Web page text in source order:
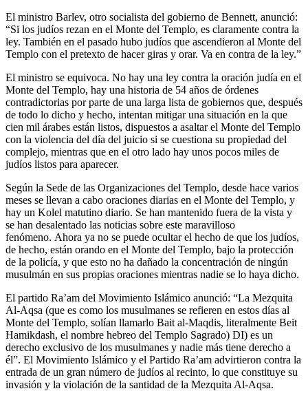
El ministro Barlev, otro socialista del gobierno de Bennett, anunció:
“Si los judíos rezan en el Monte del Templo, es claramente contra la
ley. También en el pasado hubo judíos que ascendieron al Monte del
Templo con el pretexto de hacer giras y orar. Va en contra de la ley.”
El ministro se equivoca. No hay una ley contra la oración judía en el
Monte del Templo, hay una historia de 54 años de órdenes
contradictorias por parte de una larga lista de gobiernos que, después
de todo lo dicho y hecho, intentan mitigar una situación en la que
cien mil árabes están listos, dispuestos a asaltar el Monte del Templo
con la violencia del día del juicio si se cuestiona su propiedad del
complejo, mientras que en el otro lado hay unos pocos miles de
judíos listos para aparecer.
Según la Sede de las Organizaciones del Templo, desde hace varios
meses se llevan a cabo oraciones diarias en el Monte del Templo, y
hay un Kolel matutino diario. Se han mantenido fuera de la vista y
se han desalentado las noticias sobre este maravilloso
fenómeno. Ahora ya no se puede ocultar el hecho de que los judíos,
de hecho, están orando en el Monte del Templo, bajo la protección
de la policía, y que esto no ha dañado la concentración de ningún
musulmán en sus propias oraciones mientras nadie se lo haya dicho.
El partido Ra’am del Movimiento Islámico anunció: “La Mezquita
Al-Aqsa (que es como los musulmanes se refieren en estos días al
Monte del Templo, solían llamarlo Bait al-Maqdis, literalmente Beit
Hamikdash, el nombre hebreo del Templo Sagrado) DI) es un
derecho exclusivo de los musulmanes y nadie más tiene derecho a
él”. El Movimiento Islámico y el Partido Ra’am advirtieron contra la
entrada de un gran número de judíos al recinto, lo que constituye su
invasión y la violación de la santidad de la Mezquita Al-Aqsa.